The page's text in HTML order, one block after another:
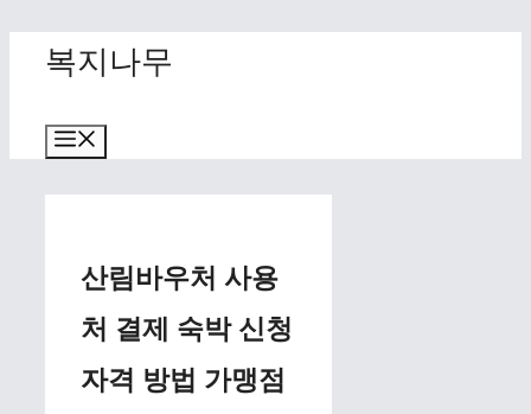
content
복지나무
산림바우처 사용
처 결제 숙박 신청
자격 방법 가맹점